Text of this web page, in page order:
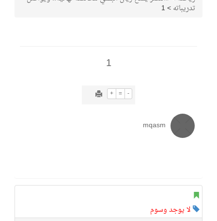
تدريباته>
1
1
+ = -
mqasm
لا يوجد وسوم